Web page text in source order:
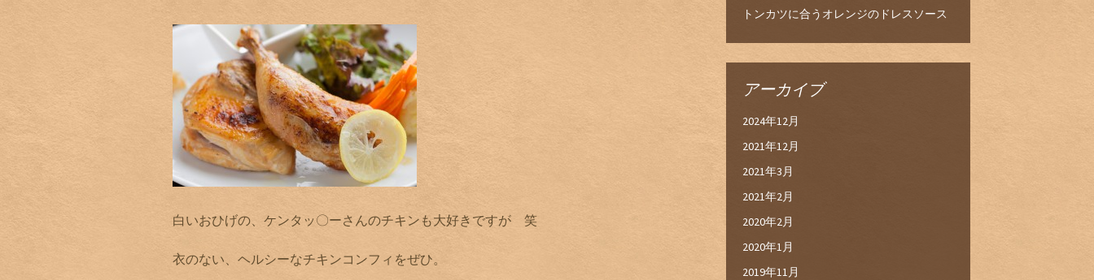
白いおひげの、ケンタッ〇ーさんのチキンも大好きですが 笑
衣のない、ヘルシーなチキンコンフィをぜひ。
トンカツに合うオレンジのドレスソース
アーカイブ
2024年12月
2021年12月
2021年3月
2021年2月
2020年2月
2020年1月
2019年11月